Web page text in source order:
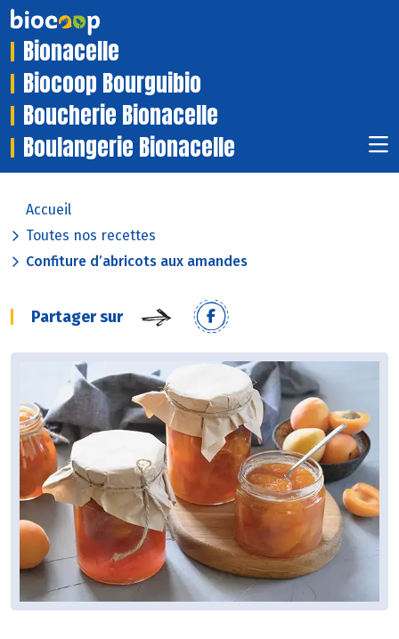
Bionacelle
Biocoop Bourguibio
Boucherie Bionacelle
Boulangerie Bionacelle
Accueil
Toutes nos recettes
Confiture d’abricots aux amandes
Partager sur